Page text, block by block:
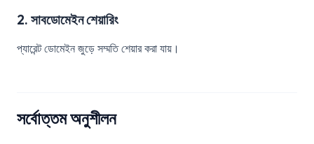
2. সাবডোমেইন শেয়ারিং
প্যারেন্ট ডোমেইন জুড়ে সম্মতি শেয়ার করা যায়।
সর্বোত্তম অনুশীলন